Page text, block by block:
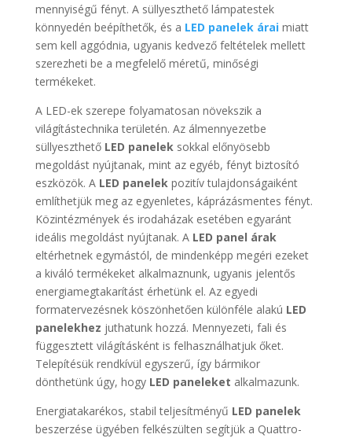
mennyiségű fényt. A süllyeszthető lámpatestek
könnyedén beépíthetők, és a LED panelek áraimiatt
sem kell aggódnia, ugyanis kedvező feltételek mellett
szerezheti be a megfelelő méretű, minőségi
termékeket.
A LED-ek szerepe folyamatosan növekszik a
világítástechnika területén. Az álmennyezetbe
süllyeszthető LED panelek sokkal előnyösebb
megoldást nyújtanak, mint az egyéb, fényt biztosító
eszközök. A LED panelek pozitív tulajdonságaiként
említhetjük meg az egyenletes, káprázásmentes fényt.
Közintézmények és irodaházak esetében egyaránt
ideális megoldást nyújtanak. A LED panel árak
eltérhetnek egymástól, de mindenképp megéri ezeket
a kiváló termékeket alkalmaznunk, ugyanis jelentős
energiamegtakarítást érhetünk el. Az egyedi
formatervezésnek köszönhetően különféle alakú LED
panelekhez juthatunk hozzá. Mennyezeti, fali és
függesztett világításként is felhasználhatjuk őket.
Telepítésük rendkívül egyszerű, így bármikor
dönthetünk úgy, hogy LED paneleket alkalmazunk.
Energiatakarékos, stabil teljesítményű LED panelek
beszerzése ügyében felkészülten segítjük a Quattro-